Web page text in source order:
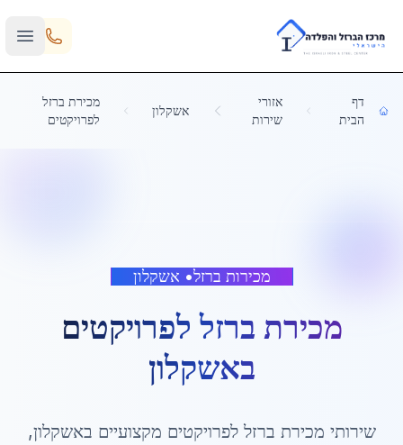
Skip to main content
דף
הבית
אזורי
שירות
אשקלון
מכירת ברזל
לפרויקטים
מכירות ברזל• אשקלון
מכירת ברזל לפרויקטים
באשקלון
שירותי מכירת ברזל לפרויקטים מקצועיים באשקלון,